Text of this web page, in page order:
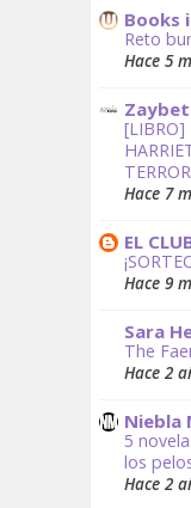
Books
Reto
Hace 5
[LIBRO]
Hace 7
EL
Hace 9
Sara
The
Hace 2
Niebla
5
los
Hace 2